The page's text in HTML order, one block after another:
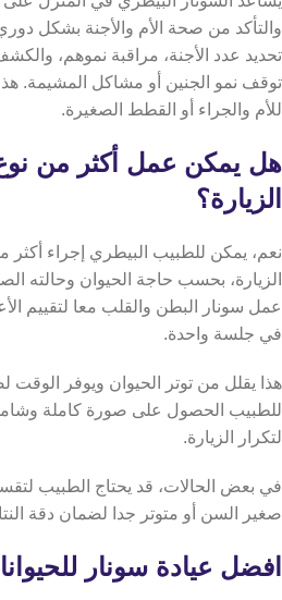
والتأكد من صحة الأم والأجنة بشكل
تحديد عدد الأجنة، مراقبة نموهم،
توقف نمو الجنين أو مشاكل المشيمة.
للأم والجراء أو القطط الصغيرة.
هل يمكن عمل أكثر من
الزيارة؟
نعم، يمكن للطبيب البيطري إجراء
الزيارة، بحسب حاجة الحيوان وحالته
عمل سونار البطن والقلب معا لتقييم
في جلسة واحدة.
هذا يقلل من توتر الحيوان ويوفر الوقت
للطبيب الحصول على صورة كاملة
لتكرار الزيارة.
في بعض الحالات، قد يحتاج الطبيب
صغير السن أو متوتر جدا لضمان دقة
افضل عيادة سونار